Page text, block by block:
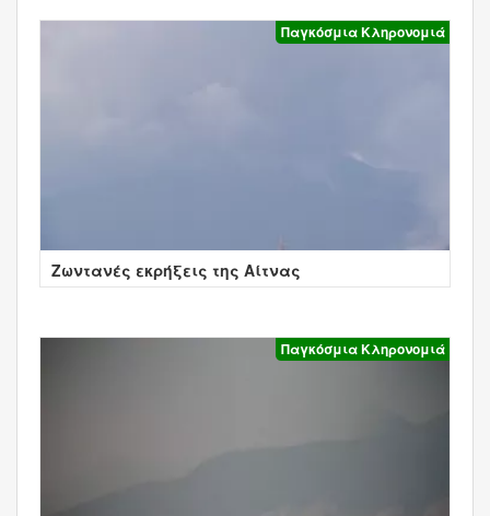
Παγκόσμια Κληρονομιά
Ζωντανές εκρήξεις της Αίτνας
Παγκόσμια Κληρονομιά